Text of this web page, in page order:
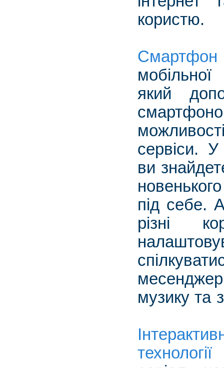
користю.
Смартфон
який
сервіси. У
ви
під себе.
різні
музику та